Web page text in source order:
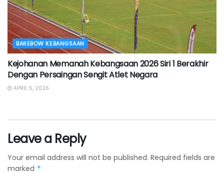
BAREBOW KEBANGSAAN
Kejohanan Memanah Kebangsaan 2026 Siri 1 Berakhir
Dengan Persaingan Sengit Atlet Negara
APRIL 5, 2026
Leave a Reply
Your email address will not be published. Required fields are
marked *